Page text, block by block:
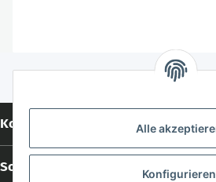
Alle
Konfigurieren
Kontakt
Social Media